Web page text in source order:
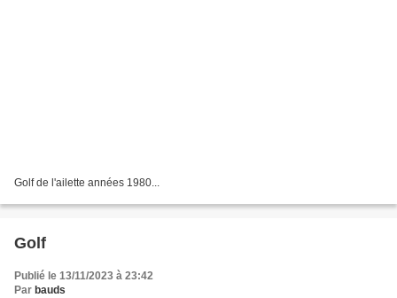
Golf de l'ailette années 1980...
Golf
Publié le 13/11/2023 à 23:42
Par bauds